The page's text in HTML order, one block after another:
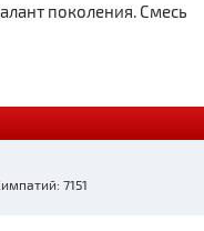
поколения. Смесь
7151